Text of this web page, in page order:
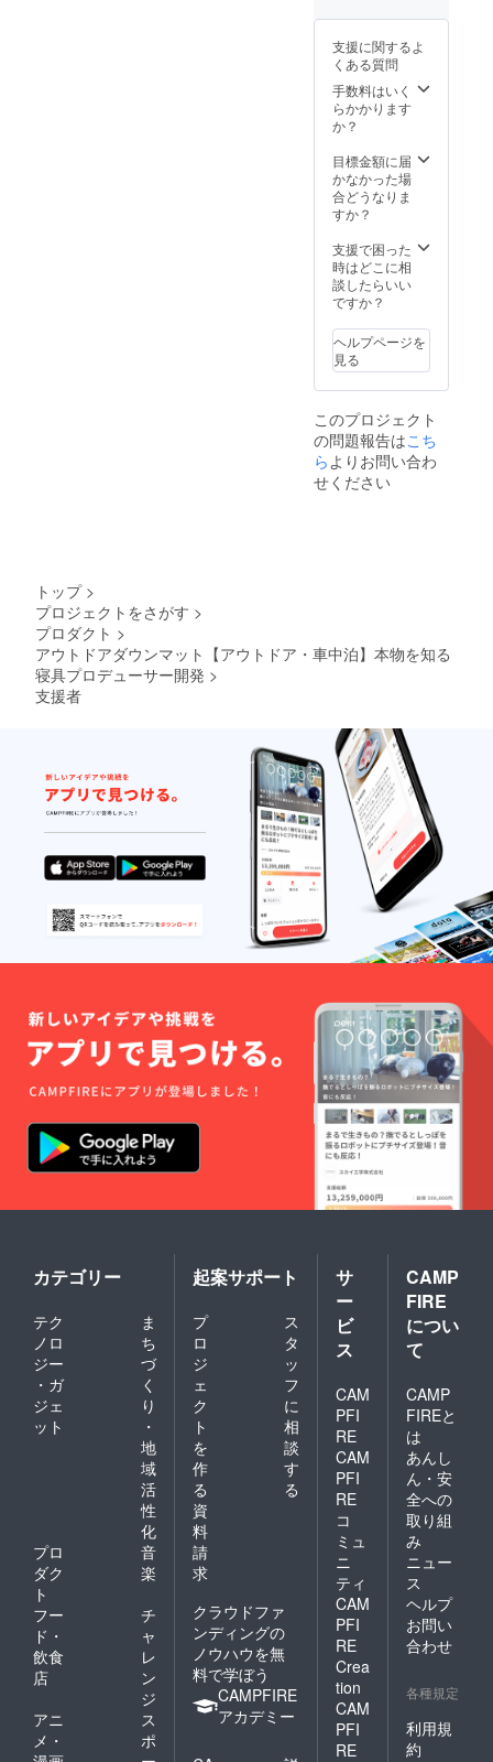
ご注文
状況、
使用部
材の供
給状
況、製
合等に
より出
荷時期
があり
ます。
ｍ ※
金には
消費税
が含ま
れてい
ます。
み ※デ
ザイ
ン・仕
様は変
る可能
性もご
ざいま
す。ご
ださ
い。 ※
ご注文
状況、
材の供
給状
況、製
造工程
上の都
支援に関するよ
くある質問
手数料はいく
らかかります
か？
目標金額に届
かなかった場
合どうなりま
すか？
支援で困った
時はどこに相
談したらいい
ですか？
ヘルプページを
見る
このプロジェクト
の問題報告はこち
ら よりお問い合わ
せください
トップ >
プロジェクトをさがす >
プロダクト >
アウトドアダウンマット【アウトドア・車中泊】本物を知る
寝具プロデューサー開発 >
支援者
カテゴリー
テク
ノロ
ジー
・ガ
ジェ
ット
ま
ち
づ
く
り
・
地
域
活
性
化
プロ
ダク
ト
音
楽
フー
ド・
飲食
店
チ
ャ
レ
ン
ジ
アニ
メ・
ス
ポ
起案サポート
プ
ロ
ジ
ェ
ク
ト
を
作
る
ス
タ
ッ
フ
に
相
談
す
る
資
料
請
求
クラウドファ
ンディングの
ノウハウを無
料で学ぼう
CAMPFIRE
アカデミー
サ
ー
ビ
ス
CAM
PFI
RE
CAM
PFI
RE
コ
ミュ
ニ
ティ
CAM
PFI
RE
Crea
tion
CAM
PFI
RE
CAMP
FIRE
につい
て
CAMP
FIREと
は
あんし
ん・安
全への
取り組
み
ニュー
ス
ヘルプ
お問い
合わせ
各種規定
利用規
約